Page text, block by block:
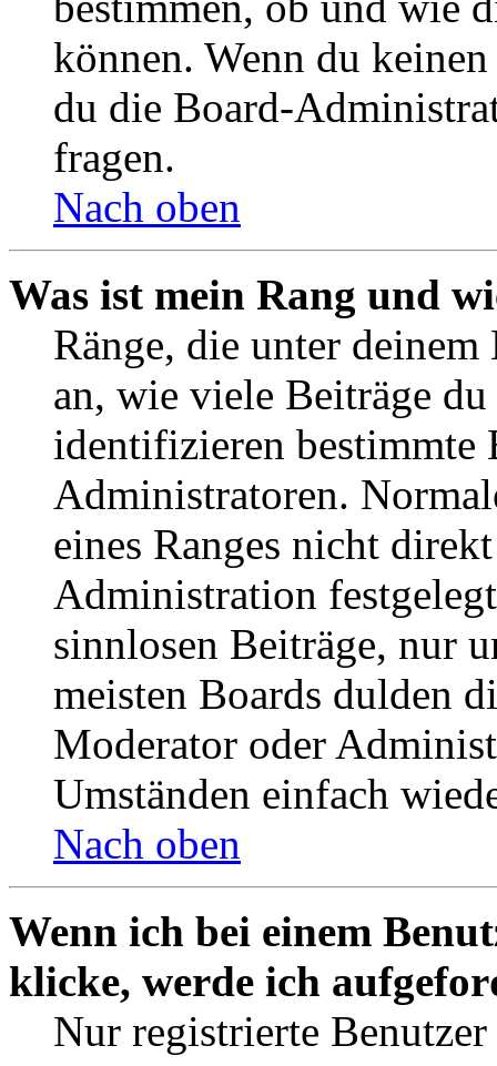
können. Wenn du
du die Board-
fragen.
Nach oben
Was ist mein Rang und
Ränge, die unter deinem
an, wie viele Beiträge
identifizieren bestimmte
Administratoren.
eines Ranges nicht
Administration
sinnlosen Beiträge, nur
meisten Boards dulden
Moderator oder
Umständen einfach
Nach oben
Wenn ich bei einem
klicke, werde ich
Nur registrierte